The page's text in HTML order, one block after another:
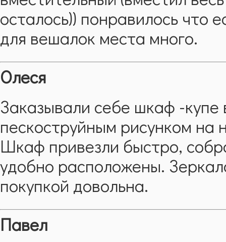
осталось)) понравилось что
для вешалок места много.
Олеся
Заказывали себе шкаф -
пескоструйным рисунком
Шкаф привезли быстро,
удобно расположены.
покупкой довольна.
Павел